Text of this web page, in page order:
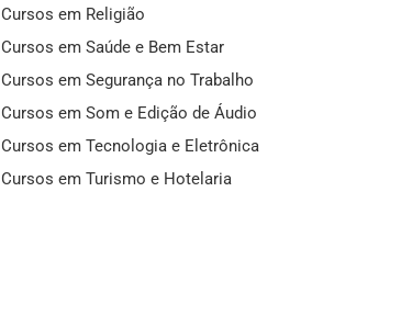
Cursos em Religião
Cursos em Saúde e Bem Estar
Cursos em Segurança no Trabalho
Cursos em Som e Edição de Áudio
Cursos em Tecnologia e Eletrônica
Cursos em Turismo e Hotelaria